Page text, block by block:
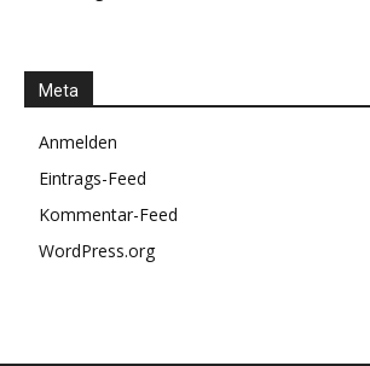
Meta
Anmelden
Eintrags-Feed
Kommentar-Feed
WordPress.org